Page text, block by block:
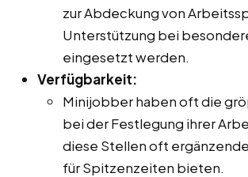
zur Abdeckung von
Unterstützung bei
eingesetzt werden.
Verfügbarkeit:
Minijobber haben oft die
bei der Festlegung ihrer
diese Stellen oft
für Spitzenzeiten bieten.